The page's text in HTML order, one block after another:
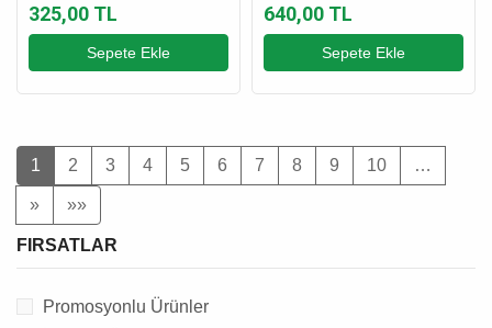
Oyuncağı 5 Cm
325,00 TL
Sepete Ekle
Karışık Renkli 5 Cm - 6
Adet
640,00 TL
Sepete Ekle
1 2 3 4 5 6 7 8 9 10 …
» »»
FIRSATLAR
Promosyonlu Ürünler